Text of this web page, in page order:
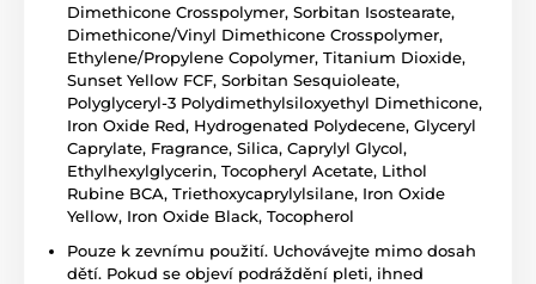
Dimethicone Crosspolymer, Sorbitan Isostearate,
Dimethicone/Vinyl Dimethicone Crosspolymer,
Ethylene/Propylene Copolymer, Titanium Dioxide,
Sunset Yellow FCF, Sorbitan Sesquioleate,
Polyglyceryl-3 Polydimethylsiloxyethyl Dimethicone,
Iron Oxide Red, Hydrogenated Polydecene, Glyceryl
Caprylate, Fragrance, Silica, Caprylyl Glycol,
Ethylhexylglycerin, Tocopheryl Acetate, Lithol
Rubine BCA, Triethoxycaprylylsilane, Iron Oxide
Yellow, Iron Oxide Black, Tocopherol
Pouze k zevnímu použití. Uchovávejte mimo dosah
dětí. Pokud se objeví podráždění pleti, ihned